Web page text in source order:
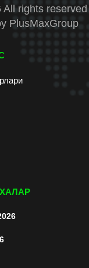
All rights
PlusMaxGroup